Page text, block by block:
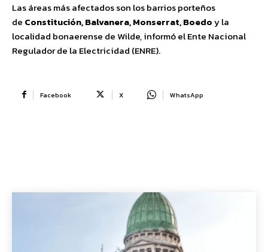
Las áreas más afectados son los barrios porteños
de Constitución, Balvanera, Monserrat, Boedoy la
localidad bonaerense de Wilde, informó el Ente Nacional
Regulador de la Electricidad (ENRE).
Facebook X WhatsApp